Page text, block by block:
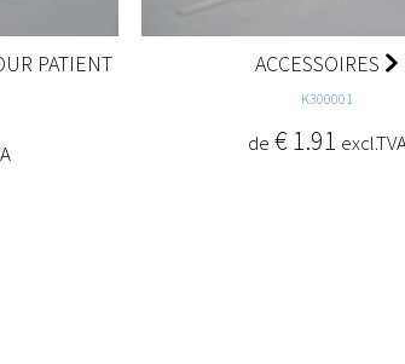
PATIENT ACCESSOIRES
K300001
de € 1.91